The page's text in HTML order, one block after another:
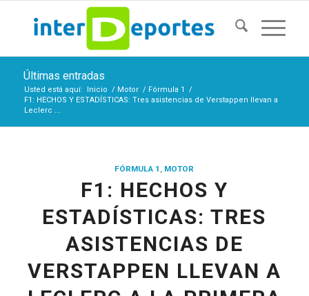
Últimas entradas
Usted está aquí: Inicio / Motor / Fórmula 1
/
F1: HECHOS Y ESTADÍSTICAS: Tres asistencias de Verstappen llevan a
Leclerc ...
FÓRMULA 1 , MOTOR
F1: HECHOS Y
ESTADÍSTICAS: TRES
ASISTENCIAS DE
VERSTAPPEN LLEVAN A